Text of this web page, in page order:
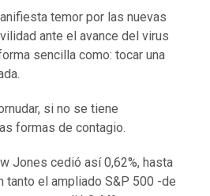
temor por las nuevas
ante el avance del virus
sencilla como: tocar una
si no se tiene
formas de contagio.
Jones cedió así 0,62%, hasta
tanto el ampliado S&P 500 -de